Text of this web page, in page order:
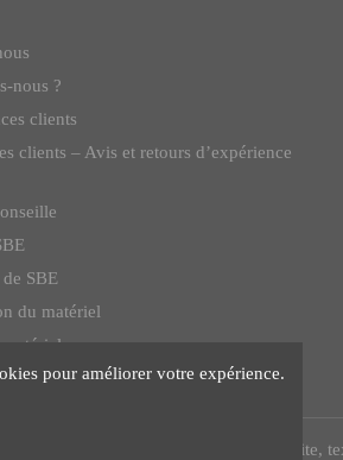
nous ?
clients
clients – Avis et retours d’expérience
SBE
du matériel
- 1992 - 2025 – Tous droits réservés : site,
pour améliorer votre expérience.